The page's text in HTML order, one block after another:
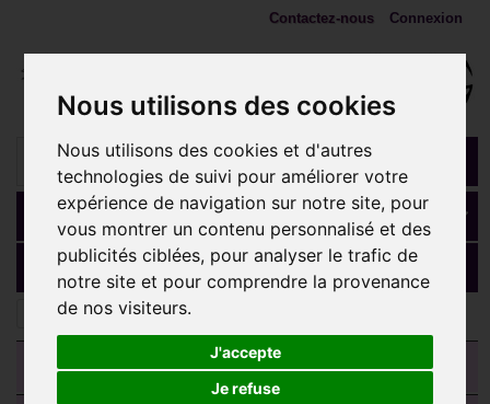
Nous utilisons des cookies
Nous utilisons des cookies et d'autres
technologies de suivi pour améliorer votre
expérience de navigation sur notre site, pour
vous montrer un contenu personnalisé et des
publicités ciblées, pour analyser le trafic de
notre site et pour comprendre la provenance
de nos visiteurs.
J'accepte
Je refuse
Connexion
Contactez-nous
Panier (vide)
MENU
Bijoux bananes nombril
CATEGORIES